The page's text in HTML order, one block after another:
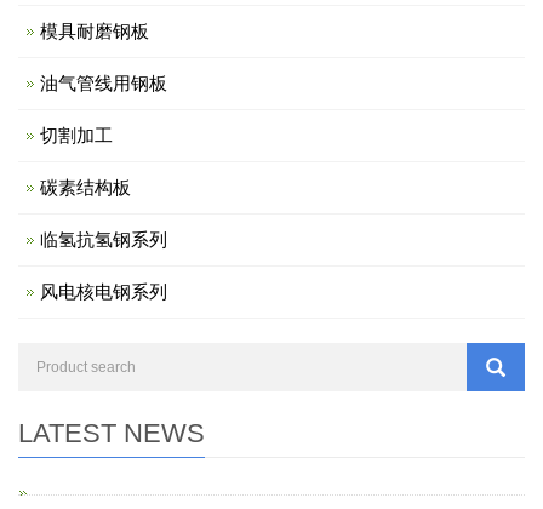
模具耐磨钢板
油气管线用钢板
切割加工
碳素结构板
临氢抗氢钢系列
风电核电钢系列
LATEST NEWS